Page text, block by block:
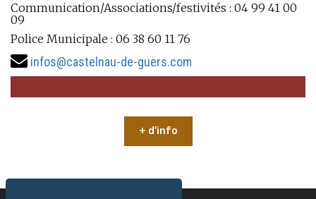
Communication/Associations/festivités : 04 99 41 00
09
Police Municipale : 06 38 60 11 76
infos@castelnau-de-guers.com
+ d'info